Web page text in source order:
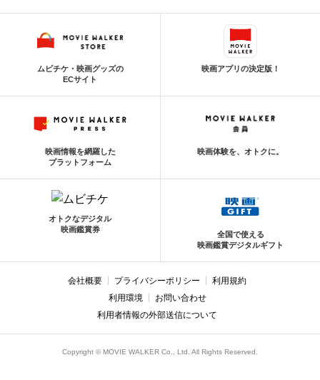
ムビチケ・映画グッズの
ECサイト
映画アプリの決定版！
映画情報を網羅した
プラットフォーム
映画体験を、オトクに。
オトクなデジタル
映画鑑賞券
全国で使える
映画鑑賞デジタルギフト
会社概要 プライバシーポリシー
利用規約
利用環境
お問い合わせ
利用者情報の外部送信について
Copyright © MOVIE WALKER Co., Ltd. All Rights Reserved.